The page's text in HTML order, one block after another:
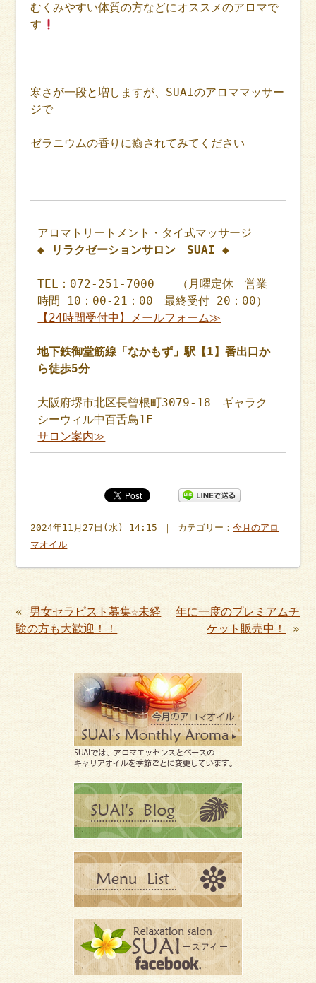
むくみやすい体質の方などにオススメのアロマで
す
寒さが一段と増しますが、SUAIのアロママッサー
ジで
ゼラニウムの香りに癒されてみてください
アロマトリートメント・タイ式マッサージ
◆ リラクゼーションサロン SUAI ◆
TEL：072-251-7000 （月曜定休 営業
時間 10：00-21：00 最終受付 20：00）
【24時間受付中】メールフォーム≫
地下鉄御堂筋線「なかもず」駅【1】番出口か
ら徒歩5分
大阪府堺市北区長曾根町3079-18 ギャラク
シーウィル中百舌鳥1F
サロン案内≫
2024年11月27日(水) 14:15 ｜ カテゴリー：今月のアロ
マオイル
«男女セラピスト募集☆未経
験の方も大歓迎！！
年に一度のプレミアムチ
ケット販売中！
»